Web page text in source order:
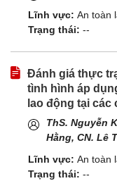
Lĩnh vực: An toàn
Trạng thái: --
Đánh giá thực
tình hình áp
lao động tại
ThS. Nguyễn
Hằng, CN. Lê
Lĩnh vực: An toàn
Trạng thái: --